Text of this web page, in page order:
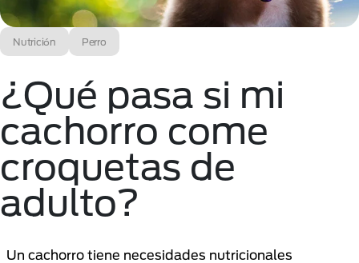
Nutrición Perro
¿Qué pasa si mi
cachorro come
croquetas de
adulto?
Un cachorro tiene necesidades nutricionales